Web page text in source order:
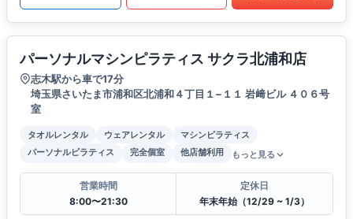
パーソナルマシンピラティス サクラ北浦和店
志木駅から車で17分
埼玉県さいたま市浦和区北浦和４丁目１−１１ 岩﨑ビル ４０６号
室
タオルレンタル ウェアレンタル
マシンピラティス
パーソナルピラティス
完全個室 他店舗利用 もっと見る
営業時間
8:00〜21:30
定休日
年末年始（12/29 ~ 1/3）